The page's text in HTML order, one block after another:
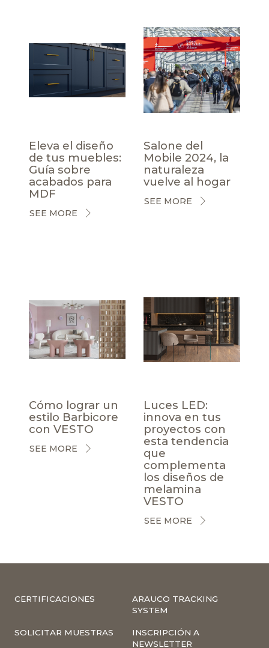
Eleva el diseño
de tus muebles:
Guía sobre
acabados para
MDF
SEE MORE
Salone del
Mobile 2024, la
naturaleza
vuelve al hogar
SEE MORE
Cómo lograr un
estilo Barbicore
con VESTO
SEE MORE
Luces LED:
innova en tus
proyectos con
esta tendencia
que
complementa
los diseños de
melamina
VESTO
SEE MORE
CERTIFICACIONES
ARAUCO TRACKING
SYSTEM
SOLICITAR MUESTRAS
INSCRIPCIÓN A
NEWSLETTER